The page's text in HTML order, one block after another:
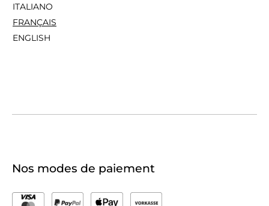
ITALIANO
FRANÇAIS
ENGLISH
Nos modes de paiement